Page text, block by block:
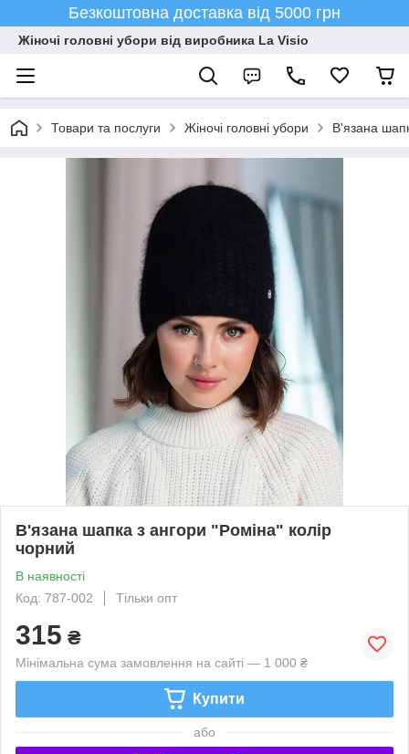
Безкоштовна доставка від 5000 грн
Жіночі головні убори від виробника La Visio
Товари та послуги Жіночі головні убори В'язана
В'язана шапка з ангори "Роміна" колір
чорний
В наявності
Код: 787-002
Тільки опт
315 ₴
Мінімальна сума замовлення на сайті — 1 000 ₴
Купити
або